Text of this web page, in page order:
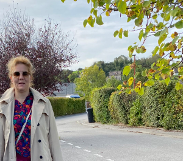
Faire un don
Legs et assurance vie
Organiser une collecte
Parrainer un futur chien guide
Devenir famille d’accueil
Devenir bénévole
Tout savoir